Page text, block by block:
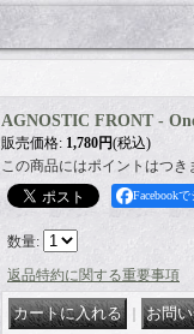
AGNOSTIC FRONT -
販売価格: 1,780円(税込)
この商品にはポイントはつき
Facebook
数量:
返品特約に関する重要事項